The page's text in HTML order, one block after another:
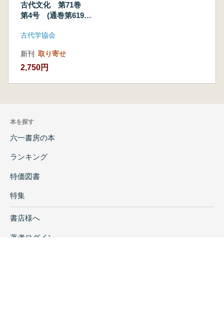
古代文化 第71巻
第4号 (通巻第619
古代学協会
新刊 取り寄せ
2,750円
本を探す
六一書房の本
ランキング
特価図書
特集
書店様へ
著者ログイン